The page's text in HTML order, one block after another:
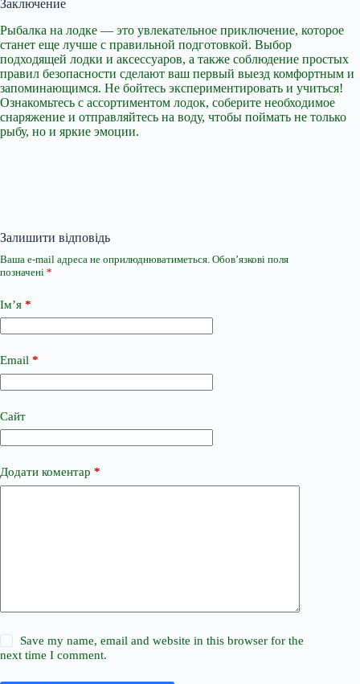
Заключение
Рыбалка на лодке — это увлекательное приключение, которое
станет еще лучше с правильной подготовкой. Выбор
подходящей лодки и аксессуаров, а также соблюдение простых
правил безопасности сделают ваш первый выезд комфортным и
запоминающимся. Не бойтесь экспериментировать и учиться!
Ознакомьтесь с ассортиментом лодок, соберите необходимое
снаряжение и отправляйтесь на воду, чтобы поймать не только
рыбу, но и яркие эмоции.
Залишити відповідь
Ваша e-mail адреса не оприлюднюватиметься. Обов’язкові поля
позначені *
Ім’я *
Email *
Сайт
Додати коментар *
Save my name, email and website in this browser for the
next time I comment.